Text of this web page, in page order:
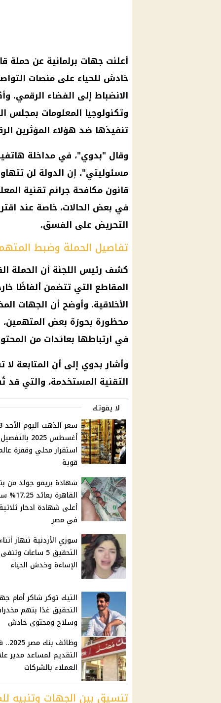
خادش للحياء على منصات
الانضباط إلى الفضاء الرقمي.
وتكنولوجيا المعلومات بمجلس
تنفيذها ضد هؤلاء المؤثرين
وقال "بدوي"، في مداخلة
مسئوليتي"، إن الدولة لن
قانون مكافحة جرائم تقنية
في بعض الحالات، خاصة عند
التحريض على الفسق.
تفاصيل الحملة وضبط
المقاطع التي تتضمن ألفاظًا
الأخلاقية. وأوضح أن الجهات
محظورة بحوزة بعض المتهمين،
في ارتباطها بعائدات من
وأشار بدوي إلى أن المتابعة
التقنية المستخدمة، والتي قد
لا يفوتك
سعر
أغسطس 2025
استقرار محلي وقفزة
قوية
شهادة بريمو جولد من
القاهرة
أعلى شهادة ادخار
في مصر
سوزي الأردنية تنهار
التحقيق 5 ساعات وتنفى
الإساءة وخدش الحياء
التيك توكر شاكر أمام
التحقيق غدًا بتهم
وسلاح ومحتوى خادش
وظائف
التقديم لمساعد مدير
العملاء بالشركات
تنسيق بين الجهات وتنبيه